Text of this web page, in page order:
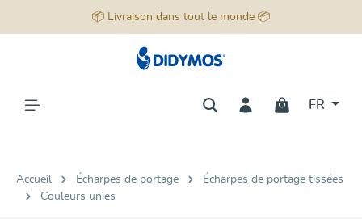
📦 Livraison dans tout le monde 📦
FR
Accueil Écharpes de portage
Écharpes de portage tissées
Couleurs unies